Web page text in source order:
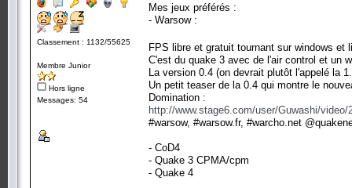
Classement : 1132/55625
Membre Junior
Hors ligne
Messages: 54
Mes jeux préférés :
- Warsow :
FPS libre et gratuit tournant sur windows et
C'est du quake 3 avec de l'air control et un
La version 0.4 (on devrait plutôt l'appelé la
Un petit teaser de la 0.4 qui montre le
Domination :
http://www.stage6.com/user/Guwashi/video/
#warsow, #warsow.fr, #warcho.net
- CoD4
- Quake 3 CPMA/cpm
- Quake 4